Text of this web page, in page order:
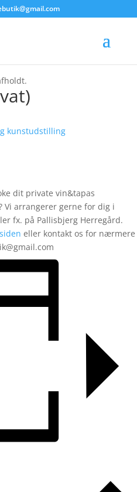
kunstudstilling
dit private vin&tapas
Vi arrangerer gerne for dig i
fx. på Pallisbjerg Herregård.
eller kontakt os for nærmere